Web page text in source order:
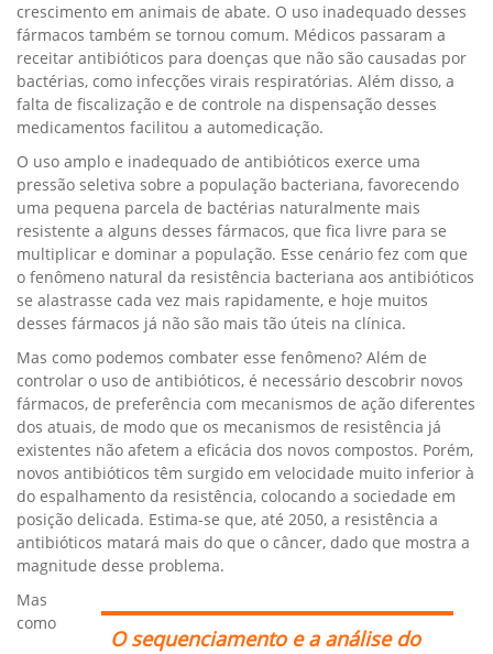
crescimento em animais de abate. O uso inadequado desses
fármacos também se tornou comum. Médicos passaram a
receitar antibióticos para doenças que não são causadas por
bactérias, como infecções virais respiratórias. Além disso, a
falta de fiscalização e de controle na dispensação desses
medicamentos facilitou a automedicação.
O uso amplo e inadequado de antibióticos exerce uma
pressão seletiva sobre a população bacteriana, favorecendo
uma pequena parcela de bactérias naturalmente mais
resistente a alguns desses fármacos, que fica livre para se
multiplicar e dominar a população. Esse cenário fez com que
o fenômeno natural da resistência bacteriana aos antibióticos
se alastrasse cada vez mais rapidamente, e hoje muitos
desses fármacos já não são mais tão úteis na clínica.
Mas como podemos combater esse fenômeno? Além de
controlar o uso de antibióticos, é necessário descobrir novos
fármacos, de preferência com mecanismos de ação diferentes
dos atuais, de modo que os mecanismos de resistência já
existentes não afetem a eficácia dos novos compostos. Porém,
novos antibióticos têm surgido em velocidade muito inferior à
do espalhamento da resistência, colocando a sociedade em
posição delicada. Estima-se que, até 2050, a resistência a
antibióticos matará mais do que o câncer, dado que mostra a
magnitude desse problema.
O sequenciamento e a análise do
Mas
como